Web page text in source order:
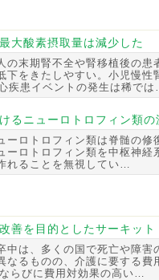
大酸素摂取量は減少した
の末期腎不全や腎移植後の
下をきたしやすい。小児慢
疾患イベントの発生は稀では
るニューロトロフィン類
ーロトロフィン類は脊髄の
ーロトロフィン類を中枢神
れることを無視してい…
善を目的としたサーキッ
中は、多くの国で死亡や障
なるものの、介護に要する
らびに費用対効果の高い…